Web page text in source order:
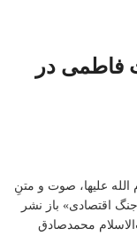
فاطمی در
علیها، صوت و متنِ
اقتصادی» باز نشر
محمدصادق